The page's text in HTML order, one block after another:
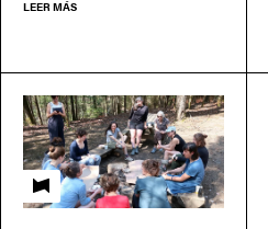
LEER MÁS
Fabuler l'école